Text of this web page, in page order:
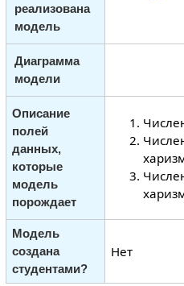
реализована
модель
Диаграмма
модели
Описание
полей
данных,
которые
модель
порождает
Модель
создана
студентами?
Нет